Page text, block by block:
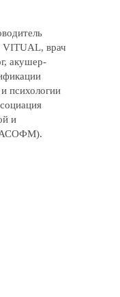
VITUAL, врач
акушер-
психологии
и